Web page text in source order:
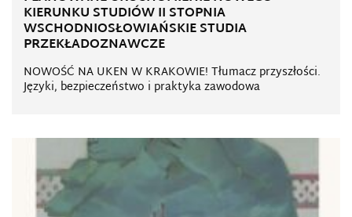
KIERUNKU STUDIÓW II STOPNIA
WSCHODNIOSŁOWIAŃSKIE STUDIA
PRZEKŁADOZNAWCZE
NOWOŚĆ NA UKEN W KRAKOWIE! Tłumacz przyszłości.
Języki, bezpieczeństwo i praktyka zawodowa